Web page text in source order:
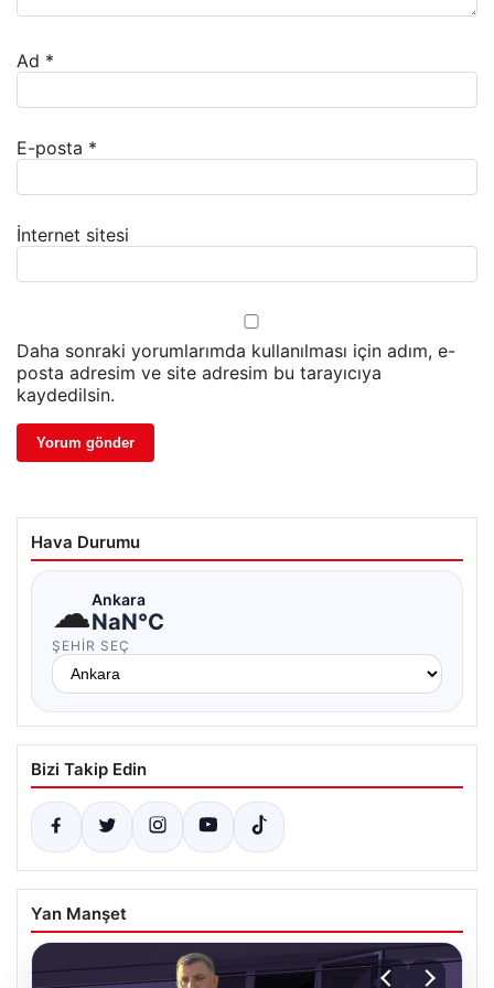
Ad *
E-posta *
İnternet sitesi
Daha sonraki yorumlarımda kullanılması için adım, e-
posta adresim ve site adresim bu tarayıcıya
kaydedilsin.
Hava Durumu
☁Ankara
NaN°C
ŞEHIR SEÇ
Bizi Takip Edin
Yan Manşet